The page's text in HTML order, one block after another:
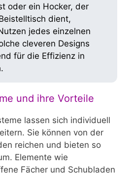
oder ein Hocker, der
dient,
jedes einzelnen
cleveren Designs
für die Effizienz in
und ihre Vorteile
lassen sich individuell
Sie können von der
reichen und bieten so
Elemente wie
Fächer und Schubladen